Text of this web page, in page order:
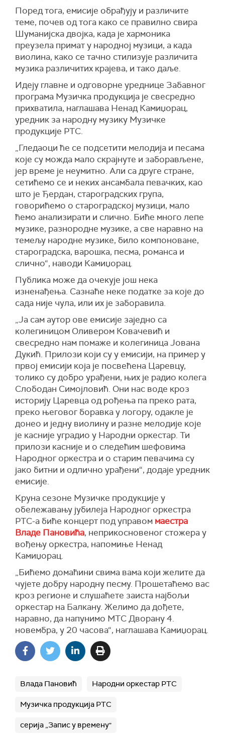
Поред тога, емисије обрађују и различите
теме, почев од тога како се правилно свира
Шуманијска двојка, када је хармоника
преузела примат у народној музици, а када
виолина, како се тачно стилизује различита
музика различитих крајева, и тако даље.
Идеју главне и одговорне уреднице Забавног
програма Музичка продукција је свесредно
прихватила, наглашава Ненад Камиџорац,
уредник за народну музику Музичке
продукције РТС.
„Гледаоци ће се подсетити мелодија и песама
које су можда мало скрајнуте и заборављене,
јер време је неумитно. Али са друге стране,
сетићемо се и неких ансамбала певачких, као
што је Ђердан, староградских група,
говорићемо о староградској музици, мало
ћемо анализирати и слично. Биће много лепе
музике, разнородне музике, а све наравно на
темељу народне музике, било компоноване,
староградска, варошка, песма, романса и
слично“, наводи Камиџорац.
Публика може да очекује још нека
изненађења. Сазнаће неке податке за које до
сада није чула, или их је заборавила.
„Ја сам аутор ове емисије заједно са
колегиницом Оливером Ковачевић и
свесредно нам помаже и колегиница Јована
Дукић. Прилози који су у емисији, на пример у
првој емисији која је посвећена Царевцу,
толико су добро урађени, њих је радио колега
Слободан Симојловић. Они нас воде кроз
историју Царевца од рођења па преко рата,
преко његовог боравка у логору, одакле је
донео и једну виолину и разне мелодије које
је касније уградио у Народни оркестар. Ти
прилози касније и о следећим шефовима
Народног оркестра и о старим певачима су
јако битни и одлично урађени“, додаје уредник
емисије.
Круна сезоне Музичке продукције у
обележавању јубилеја Народног оркестра
РТС-а биће концерт под управом маестра
Владе Пановића, неприкосновеног стожера у
вођењу оркестра, напомиње Ненад
Камиџорац.
„Бићемо домаћини свима вама који желите да
чујете добру народну песму. Прошетаћемо вас
кроз регионе и слушаћете заиста најбољи
оркестар на Балкану. Желимо да дођете,
наравно, да напунимо МТС Дворану 4.
новембра, у 20 часова“, наглашава Камиџорац.
Влада Пановић Народни оркестар РТС
Музичка продукција РТС
серија „Запис у времену"